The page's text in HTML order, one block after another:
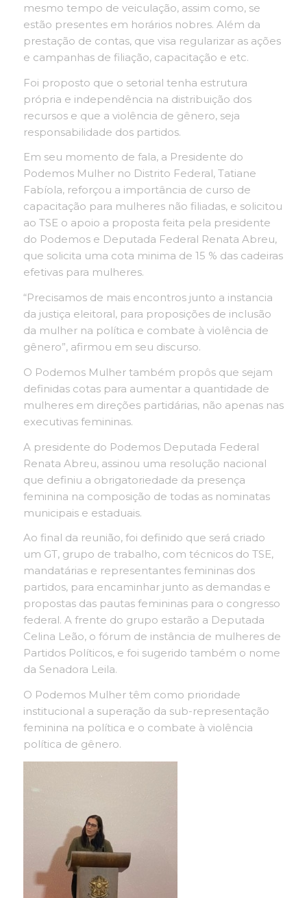
mesmo tempo de veiculação, assim como, se
estão presentes em horários nobres. Além da
prestação de contas, que visa regularizar as ações
e campanhas de filiação, capacitação e etc.
Foi proposto que o setorial tenha estrutura
própria e independência na distribuição dos
recursos e que a violência de gênero, seja
responsabilidade dos partidos.
Em seu momento de fala, a Presidente do
Podemos Mulher no Distrito Federal, Tatiane
Fabíola, reforçou a importância de curso de
capacitação para mulheres não filiadas, e solicitou
ao TSE o apoio a proposta feita pela presidente
do Podemos e Deputada Federal Renata Abreu,
que solicita uma cota minima de 15 % das cadeiras
efetivas para mulheres.
“Precisamos de mais encontros junto a instancia
da justiça eleitoral, para proposições de inclusão
da mulher na política e combate à violência de
gênero”, afirmou em seu discurso.
O Podemos Mulher também propôs que sejam
definidas cotas para aumentar a quantidade de
mulheres em direções partidárias, não apenas nas
executivas femininas.
A presidente do Podemos Deputada Federal
Renata Abreu, assinou uma resolução nacional
que definiu a obrigatoriedade da presença
feminina na composição de todas as nominatas
municipais e estaduais.
Ao final da reunião, foi definido que será criado
um GT, grupo de trabalho, com técnicos do TSE,
mandatárias e representantes femininas dos
partidos, para encaminhar junto as demandas e
propostas das pautas femininas para o congresso
federal. A frente do grupo estarão a Deputada
Celina Leão, o fórum de instância de mulheres de
Partidos Políticos, e foi sugerido também o nome
da Senadora Leila.
O Podemos Mulher têm como prioridade
institucional a superação da sub-representação
feminina na política e o combate à violência
política de gênero.